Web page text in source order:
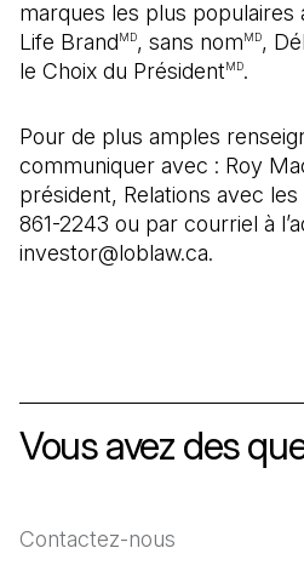
marques les plus populaires
Life BrandMD, sans nomMD,
le Choix du PrésidentMD.
Pour de plus amples
communiquer avec : Roy
président, Relations avec
861-2243 ou par courriel à
investor@loblaw.ca.
Vous avez des
Contactez-nous